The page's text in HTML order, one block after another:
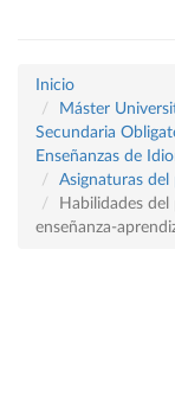
Inicio
Máster
Secundaria
Enseñanzas de
Asignaturas del
Habilidades
enseñanza-